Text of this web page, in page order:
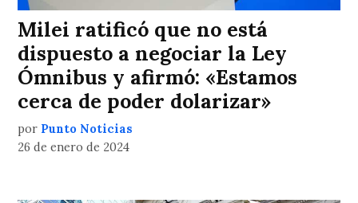
Milei ratificó que no está
dispuesto a negociar la Ley
Ómnibus y afirmó: «Estamos
cerca de poder dolarizar»
por Punto Noticias
26 de enero de 2024